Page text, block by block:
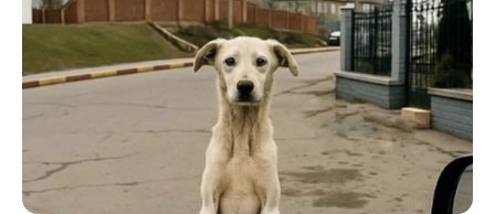
CƏMİYYƏT
Mal ətinin qiymətində dəyişiklik oldu -
VİDEO